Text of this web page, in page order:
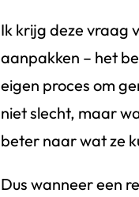
Ik krijg deze vraag
aanpakken – het
eigen proces om
niet slecht, maar
beter naar wat ze
Dus wanneer een